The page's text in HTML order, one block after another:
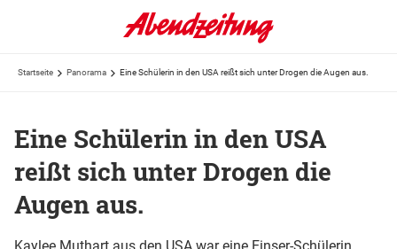
Startseite Panorama Eine Schülerin in den USA reißt sich unter Drogen die Augen aus.
Eine Schülerin in den USA
reißt sich unter Drogen die
Augen aus.